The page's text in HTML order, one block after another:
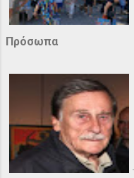
Πρόσωπα